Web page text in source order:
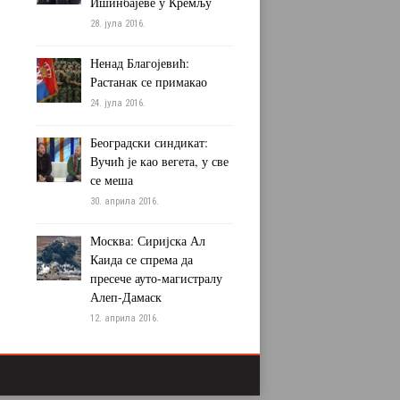
28. јула 2016.
Ненад Благојевић:
Растанак се примакао
24. јула 2016.
Београдски синдикат:
Вучић је као вегета, у све
се меша
30. априла 2016.
Москва: Сиријска Ал
Каида се спрема да
пресече ауто-магистралу
Алеп-Дамаск
12. априла 2016.